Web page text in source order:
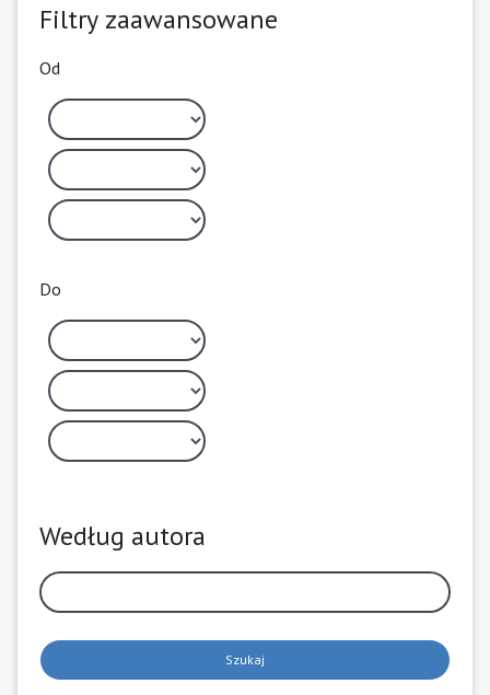
Filtry zaawansowane
Od
Do
Według autora
Szukaj